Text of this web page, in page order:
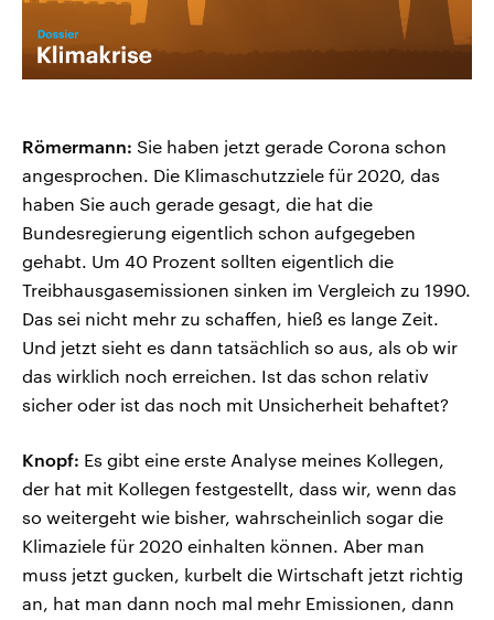
Römermann: Sie haben jetzt gerade Corona schon
angesprochen. Die Klimaschutzziele für 2020, das
haben Sie auch gerade gesagt, die hat die
Bundesregierung eigentlich schon aufgegeben
gehabt. Um 40 Prozent sollten eigentlich die
Treibhausgasemissionen sinken im Vergleich zu 1990.
Das sei nicht mehr zu schaffen, hieß es lange Zeit.
Und jetzt sieht es dann tatsächlich so aus, als ob wir
das wirklich noch erreichen. Ist das schon relativ
sicher oder ist das noch mit Unsicherheit behaftet?
Knopf: Es gibt eine erste Analyse meines Kollegen,
der hat mit Kollegen festgestellt, dass wir, wenn das
so weitergeht wie bisher, wahrscheinlich sogar die
Klimaziele für 2020 einhalten können. Aber man
muss jetzt gucken, kurbelt die Wirtschaft jetzt richtig
an, hat man dann noch mal mehr Emissionen, dann